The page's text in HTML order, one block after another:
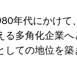
年代にかけて
る多角化企業
ての地位を築